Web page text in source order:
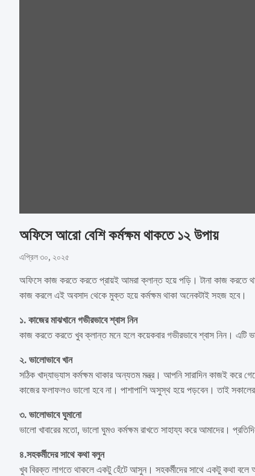
অফিসে আরো বেশি কর্মক্ষম থাকতে ১২ উপায়
এপ্রিল ৩০, ২০২৫
অফিসে কাজ করতে করতে প্রায়ই আমরা ক্লান্ত হয়ে পড়ি। টানা কাজ করতে
কাজ করলে এই অবসাদ থেকে মুক্ত হয়ে কর্মক্ষম থাকা অনেকটাই সহজ হবে।
১. কাজের মাঝখানে গভীরভাবে শ্বাস নিন
কাজ করতে করতে খুব ক্লান্ত মনে হলে কয়েকবার গভীরভাবে শ্বাস নিন। এটি
২. ভালোভাবে খান
সঠিক খাদ্যাভ্যাস কর্মক্ষম থাকার অন্যতম মন্ত্র। আপনি সারাদিন কাজই
কাজের ফলাফলও ভালো হবে না। পাশাপাশি অসুস্থ হয়ে পড়বেন। তাই সকালের
৩. ভালোভাবে ঘুমানো
ভালো খাবারের মতো, ভালো ঘুমও কর্মক্ষম রাখতে সাহায্য করে আমাদের।
৪.সহকর্মীদের সাথে কথা বলুন
খুব বিরক্ত লাগতে থাকলে একটু হেঁটে আসুন। সহকর্মীদের সাথে একটু কথা